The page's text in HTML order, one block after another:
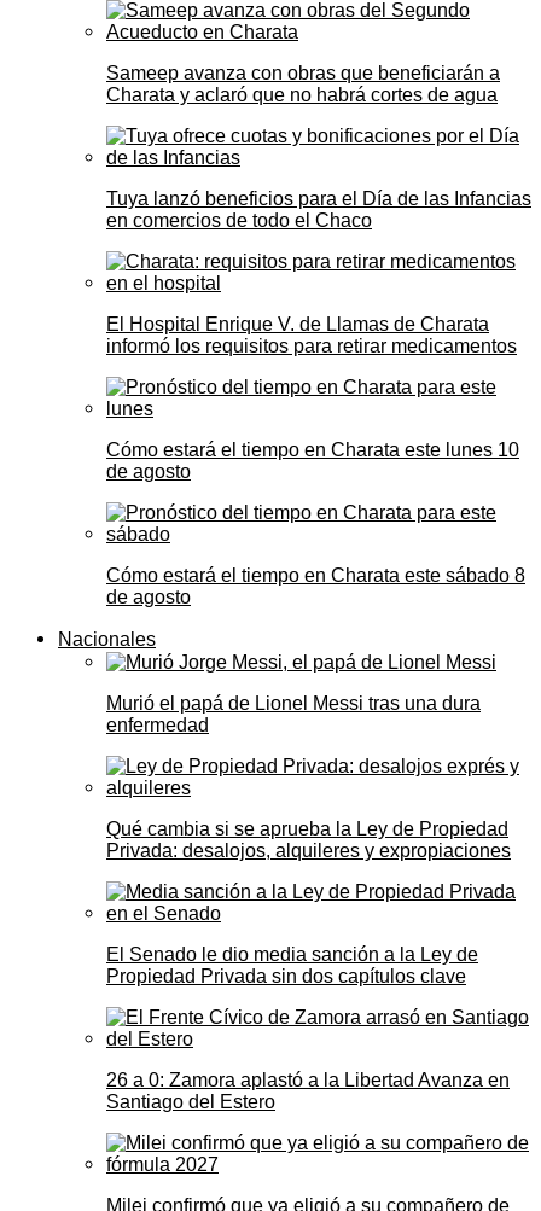
Sameep avanza con obras que beneficiarán a
Charata y aclaró que no habrá cortes de agua
Tuya lanzó beneficios para el Día de las Infancias
en comercios de todo el Chaco
El Hospital Enrique V. de Llamas de Charata
informó los requisitos para retirar medicamentos
Cómo estará el tiempo en Charata este lunes 10
de agosto
Cómo estará el tiempo en Charata este sábado 8
de agosto
Nacionales
Murió el papá de Lionel Messi tras una dura
enfermedad
Qué cambia si se aprueba la Ley de Propiedad
Privada: desalojos, alquileres y expropiaciones
El Senado le dio media sanción a la Ley de
Propiedad Privada sin dos capítulos clave
26 a 0: Zamora aplastó a la Libertad Avanza en
Santiago del Estero
Milei confirmó que ya eligió a su compañero de